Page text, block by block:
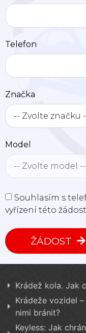
Telefon
Značka
Model
Souhlasím s
vyřízení této
ŽÁDOST
Krádež kola. Jak
Krádeže vozidel
nimi bránit?
Keyless: Jak